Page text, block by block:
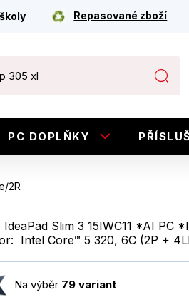
Repasované zboží
PC DOPLŇKY
2R
IdeaPad Slim 3 15IWC11 *AI PC
Intel Core™ 5 320, 6C (2P +
Na výběr 79 variant